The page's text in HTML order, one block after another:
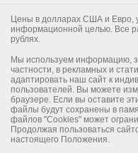
Цены в долларах США и Евро,
информационной целью. Все
рублях.
Мы используем информацию,
частности, в рекламных и
адаптировать наш сайт к
пользователей. Вы можете
браузере. Если вы оставите
файлы будут сохранены в
файлов "Cookies" может
Продолжая пользоваться
настоящего Положения.